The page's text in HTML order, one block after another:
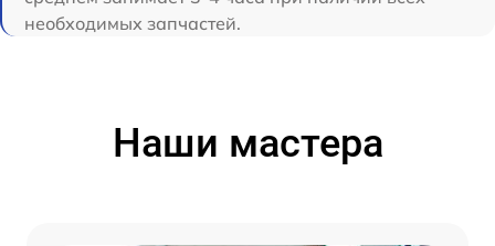
необходимых запчастей.
Наши мастера